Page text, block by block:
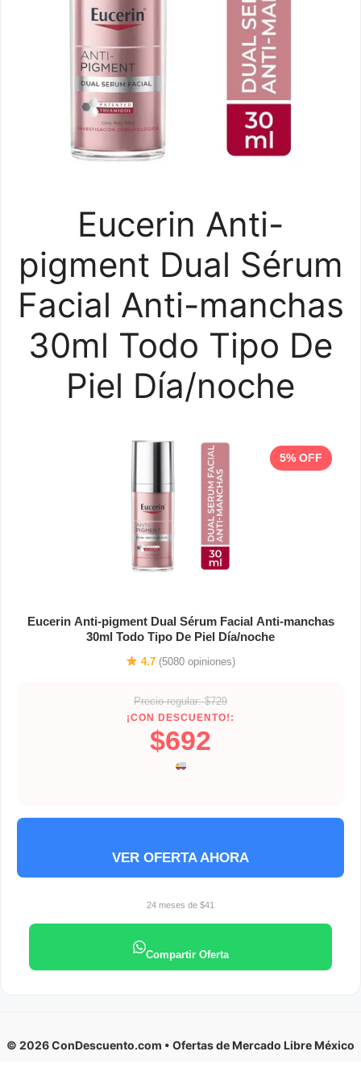
Eucerin Anti-
pigment Dual Sérum
Facial Anti-manchas
30ml Todo Tipo De
Piel Día/noche
5% OFF
Eucerin Anti-pigment Dual Sérum Facial Anti-manchas
30ml Todo Tipo De Piel Día/noche
4.7 (5080 opiniones)
Precio regular: $729
¡CON DESCUENTO!:
$692
VER OFERTA AHORA
24 meses de $41
Compartir Oferta